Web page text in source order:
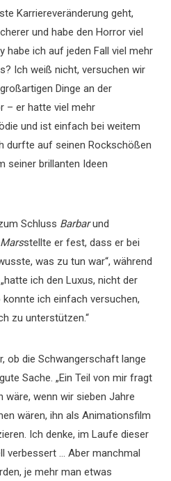
Karriereveränderung geht,
und habe den Horror viel
habe ich auf jeden Fall viel mehr
Ich weiß nicht, versuchen wir
Dinge an der
– er hatte viel mehr
und ist einfach bei weitem
durfte auf seinen Rockschößen
seiner brillanten Ideen
Schluss Barbarund
Marsstellte er fest, dass er bei
was zu tun war“, während
ich den Luxus, nicht der
konnte ich einfach versuchen,
zu unterstützen.“
ob die Schwangerschaft lange
Sache. „Ein Teil von mir fragt
wenn wir sieben Jahre
wären, ihn als Animationsfilm
Ich denke, im Laufe dieser
verbessert … Aber manchmal
je mehr man etwas